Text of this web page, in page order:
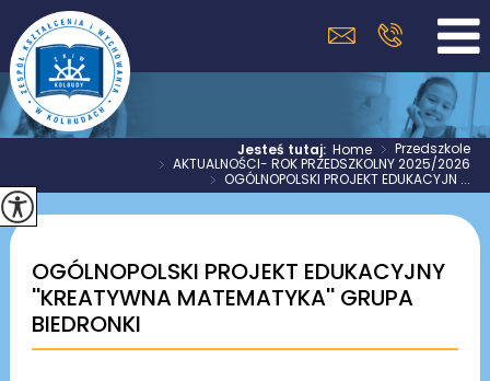
Jesteś tutaj:Home > Przedszkole
> AKTUALNOŚCI- ROK PRZEDSZKOLNY 2025/2026
> OGÓLNOPOLSKI PROJEKT EDUKACYJN ...
OGÓLNOPOLSKI PROJEKT EDUKACYJNY
''KREATYWNA MATEMATYKA'' GRUPA
BIEDRONKI